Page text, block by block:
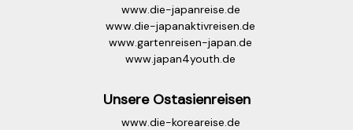
www.die-japanreise.de
www.die-japanaktivreisen.de
www.gartenreisen-japan.de
www.japan4youth.de
Unsere Ostasienreisen
www.die-koreareise.de